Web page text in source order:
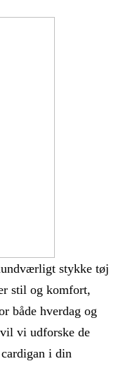
stykke tøj
stil og komfort,
både hverdag og
vi udforske de
i din